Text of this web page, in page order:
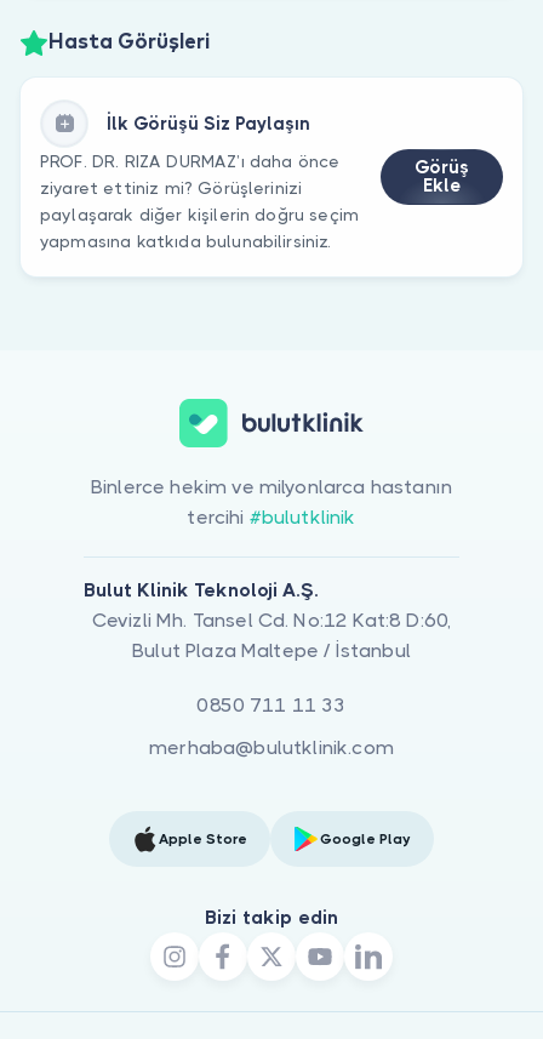
Hasta Görüşleri
İlk Görüşü Siz Paylaşın
PROF. DR. RIZA DURMAZ’ı daha önce
ziyaret ettiniz mi? Görüşlerinizi
paylaşarak diğer kişilerin doğru seçim
yapmasına katkıda bulunabilirsiniz.
Görüş
Ekle
Binlerce hekim ve milyonlarca hastanın
tercihi #bulutklinik
Bulut Klinik Teknoloji A.Ş.
Cevizli Mh. Tansel Cd. No:12 Kat:8 D:60,
Bulut Plaza Maltepe / İstanbul
0850 711 11 33
merhaba@bulutklinik.com
Apple Store Google Play
Bizi takip edin